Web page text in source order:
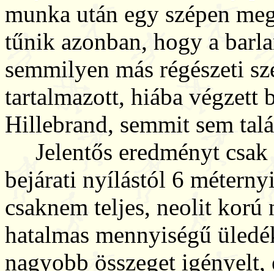
munka után egy szépen
tűnik azonban, hogy a
semmilyen más régészeti
tartalmazott, hiába végzett
Hillebrand, semmit sem
Jelentős eredményt csak
bejárati nyílástól 6
csaknem teljes, neolit korú
hatalmas mennyiségű
nagyobb összeget igényelt,